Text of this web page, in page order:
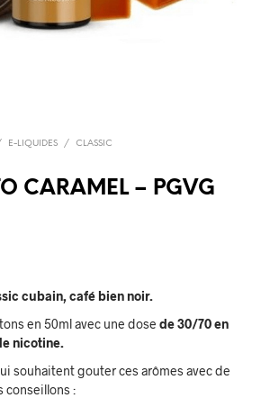
E-LIQUIDES / CLASSIC
CARAMEL – PGVG
cubain, café bien noir.
en 50ml avec une dose de 30/70 en
nicotine.
souhaitent gouter ces arômes avec de
conseillons :